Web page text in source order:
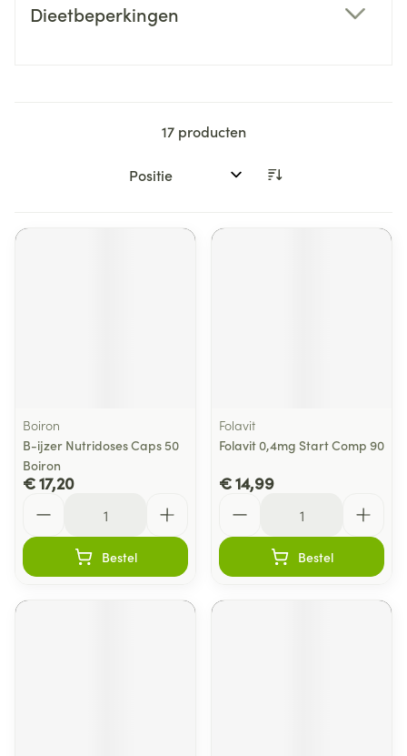
Dieetbeperkingen
17producten
Sorteer op:
Boiron
B-ijzer Nutridoses Caps 50
Boiron
€ 17,20
Bestel
Folavit
Folavit 0,4mg Start Comp 90
€ 14,99
Bestel